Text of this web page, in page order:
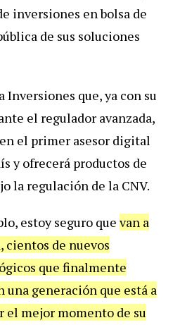
inversiones en bolsa de
de sus soluciones
Inversiones que, ya con su
el regulador avanzada,
el primer asesor digital
y ofrecerá productos de
la regulación de la CNV.
estoy seguro que van a
cientos de nuevos
que finalmente
una generación que está a
el mejor momento de su